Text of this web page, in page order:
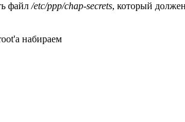
файл /etc/ppp/chap-secrets, который
набираем